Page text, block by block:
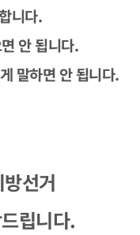
니다.
안 됩니다.
말하면 안 됩니다.
선거
립니다.